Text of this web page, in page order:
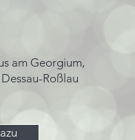
am Georgium,
Roßlau